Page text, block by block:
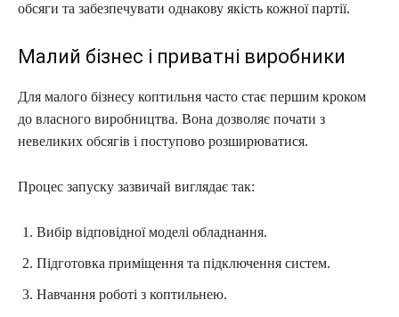
обсяги та забезпечувати однакову якість кожної партії.
Малий бізнес і приватні виробники
Для малого бізнесу коптильня часто стає першим кроком
до власного виробництва. Вона дозволяє почати з
невеликих обсягів і поступово розширюватися.
Процес запуску зазвичай виглядає так:
Вибір відповідної моделі обладнання.
Підготовка приміщення та підключення систем.
Навчання роботі з коптильнею.